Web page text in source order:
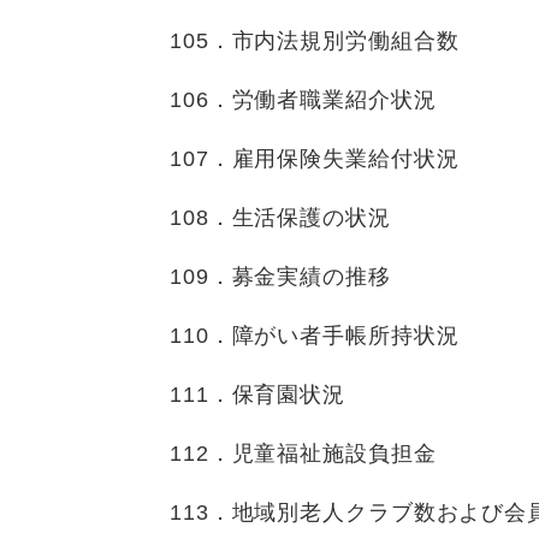
105．市内法規別労働組合数
106．労働者職業紹介状況
107．雇用保険失業給付状況
108．生活保護の状況
109．募金実績の推移
110．障がい者手帳所持状況
111．保育園状況
112．児童福祉施設負担金
113．地域別老人クラブ数および会